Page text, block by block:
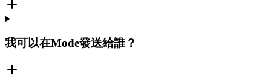
我可以在Mode發送給誰？